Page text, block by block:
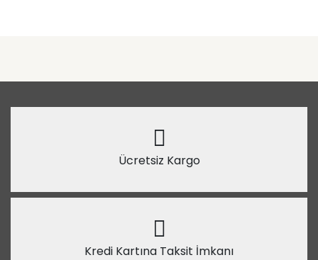
Ücretsiz Kargo
Kredi Kartına Taksit İmkanı